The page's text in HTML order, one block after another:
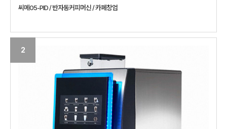
씨메05-PID / 반자동커피머신 / 카페창업
2